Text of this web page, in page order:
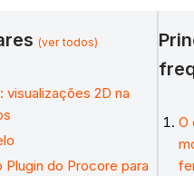
(ver todos)
visualizações 2D na
Plugin do Procore para
O